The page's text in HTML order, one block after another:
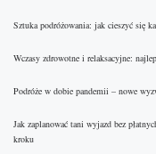
Sztuka podróżowania: jak cieszyć się
Wczasy zdrowotne i relaksacyjne:
Podróże w dobie pandemii – nowe
Jak zaplanować tani wyjazd bez
kroku